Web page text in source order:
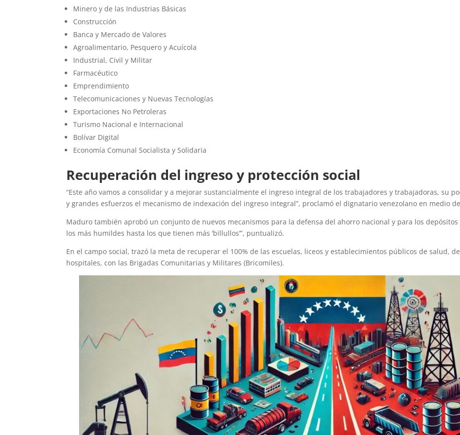
Minero y de las Industrias Básicas
Construcción
Banca y Mercado de Valores
Agroalimentario, Pesquero y Acuícola
Industrial, Civil y Militar
Farmacéutico
Emprendimiento
Telecomunicaciones y Nuevas Tecnologías
Exportaciones No Petroleras
Turismo Nacional e Internacional
Bolívar Digital
Economía Comunal Socialista y Solidaria
Recuperación del ingreso y protección social
“Este año vamos a consolidar y a mejorar sustancialmente el ingreso integral de los trabajadores y trabajadoras, su
y grandes esfuerzos el mecanismo de indexación del ingreso integral”, proclamó el dignatario venezolano en medio
Maduro también aprobó un conjunto de nuevos mecanismos para la defensa del ahorro nacional y para los
los más humildes hasta los que tienen más ‘billullos’”, puntualizó.
En el campo social, trazó la meta de recuperar el 100% de las escuelas, liceos y establecimientos públicos de salud,
hospitales, con las Brigadas Comunitarias y Militares (Bricomiles).